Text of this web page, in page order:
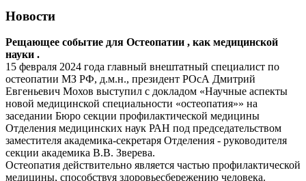
Новости
Рещающее событие для Остеопатии , как медицинской
науки .
15 февраля 2024 года главный внештатный специалист по
остеопатии МЗ РФ, д.м.н., президент РОсА Дмитрий
Евгеньевич Мохов выступил с докладом «Научные аспекты
новой медицинской специальности «остеопатия»» на
заседании Бюро секции профилактической медицины
Отделения медицинских наук РАН под председательством
заместителя академика-секретаря Отделения - руководителя
секции академика В.В. Зверева.
Остеопатия действительно является частью профилактической
медицины, способствуя здоровьесбережению человека.